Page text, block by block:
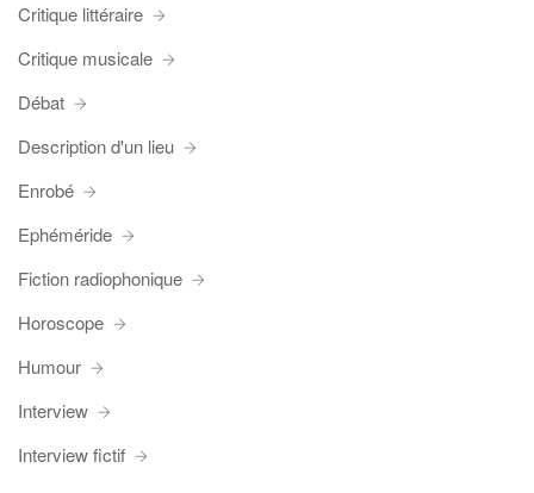
Critique littéraire
Critique musicale
Débat
Description d'un lieu
Enrobé
Ephéméride
Fiction radiophonique
Horoscope
Humour
Interview
Interview fictif